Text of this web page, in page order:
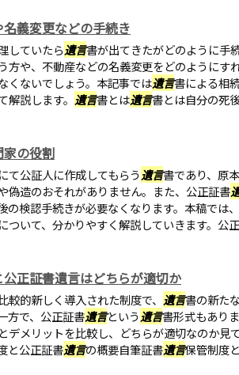
義変更などの手続き
していたら遺言書が出てきたがどのように手
方や、不動産などの名義変更をどのようにす
くないでしょう。本記事では遺言書による相
説します。 遺言書とは遺言書とは自分の死
の役割
て公証人に作成してもらう遺言書であり、原
偽造のおそれがありません。また、公正証書
の検認手続きが必要なくなります。本稿では
ついて、分かりやすく解説していきます。公
正証書遺言はどちらが適切か
較的新しく導入された制度で、 遺言書の新た
方で、公正証書遺言という遺言書形式もあり
デメリットを比較し、どちらが適切なのか見
と公正証書遺言の概要自筆証書遺言保管制度